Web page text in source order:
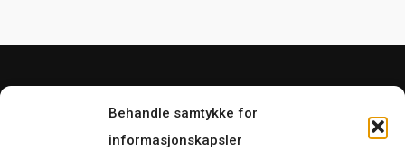
Behandle samtykke for
informasjonskapsler